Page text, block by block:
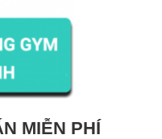
MIỄN PHÍ